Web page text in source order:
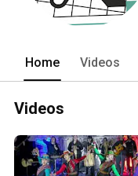
Home Videos
Videos